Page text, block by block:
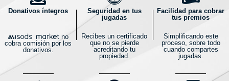
Donativos íntegros
no
cobra comisión por los
donativos.
Seguridad en tus
jugadas
Recibes un certificado
que no se pierde
acreditando tu
propiedad.
Facilidad para cobrar
tus premios
Simplificando este
proceso, sobre todo
cuando compartes
jugadas.